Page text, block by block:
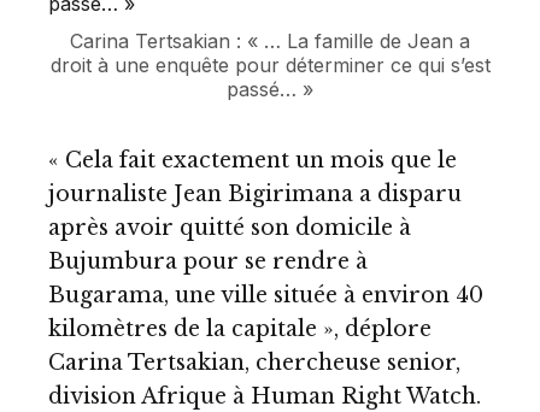
Carina Tertsakian : « … La famille de Jean a
droit à une enquête pour déterminer ce qui s’est
passé… »
« Cela fait exactement un mois que le
journaliste Jean Bigirimana a disparu
après avoir quitté son domicile à
Bujumbura pour se rendre à
Bugarama, une ville située à environ 40
kilomètres de la capitale », déplore
Carina Tertsakian, chercheuse senior,
division Afrique à Human Right Watch.